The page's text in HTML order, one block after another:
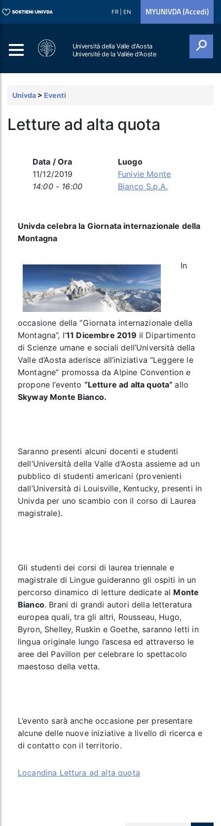
FR EN MYUNIVDA (Accedi)
Università della Valle d'Aosta
Université de la Vallée d'Aoste
Univda > Eventi
Letture ad alta quota
Data / Ora
11/12/2019
14:00 - 16:00
Luogo
Funivie Monte
Bianco S.p.A.
Univda celebra la Giornata internazionale della
Montagna
In
occasione della “Giornata internazionale della
Montagna”, l’11 Dicembre 2019 il Dipartimento
di Scienze umane e sociali dell’Università della
Valle d’Aosta aderisce all’iniziativa “Leggere le
Montagne” promossa da Alpine Convention e
propone l’evento “Letture ad alta quota”allo
Skyway Monte Bianco.
Saranno presenti alcuni docenti e studenti
dell’Università della Valle d’Aosta assieme ad un
pubblico di studenti americani (provenienti
dall’Università di Louisville, Kentucky, presenti in
Univda per uno scambio con il corso di Laurea
magistrale).
Gli studenti dei corsi di laurea triennale e
magistrale di Lingue guideranno gli ospiti in un
percorso dinamico di letture dedicate al Monte
Bianco. Brani di grandi autori della letteratura
europea quali, tra gli altri, Rousseau, Hugo,
Byron, Shelley, Ruskin e Goethe, saranno letti in
lingua originale lungo l’ascesa ed attraverso le
aree del Pavillon per celebrare lo spettacolo
maestoso della vetta.
L’evento sarà anche occasione per presentare
alcune delle nuove iniziative a livello di ricerca e
di contatto con il territorio.
Locandina Lettura ad alta quota